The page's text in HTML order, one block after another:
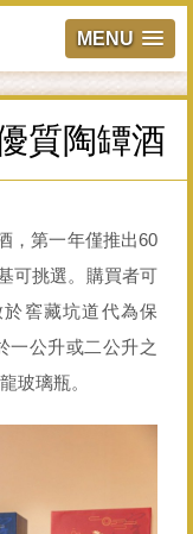
MENU
質陶罈酒
，第一年僅推出60
可挑選。購買者可
窖藏坑道代為保
一公升或二公升之
玻璃瓶。